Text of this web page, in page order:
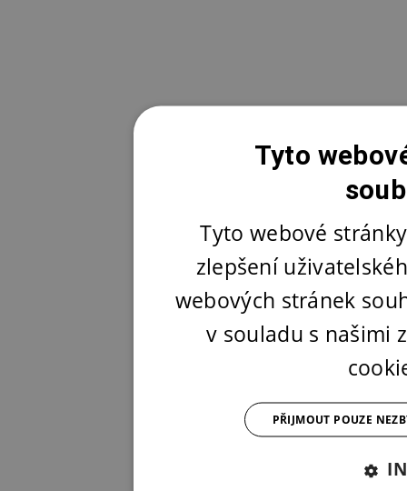
Tyto
Tyto webové
zlepšení
webových stránek
v souladu s našimi
PŘIJMOUT POUZE